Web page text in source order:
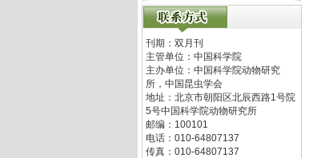
刊期：双月刊
主管单位： 中国科学院
主办单位： 中国科学院动物研究
所，中国昆虫学会
地址： 北京市朝阳区北辰西路1号院
5号中国科学院动物研究所
邮编： 100101
电话： 010-64807137
传真： 010-64807137